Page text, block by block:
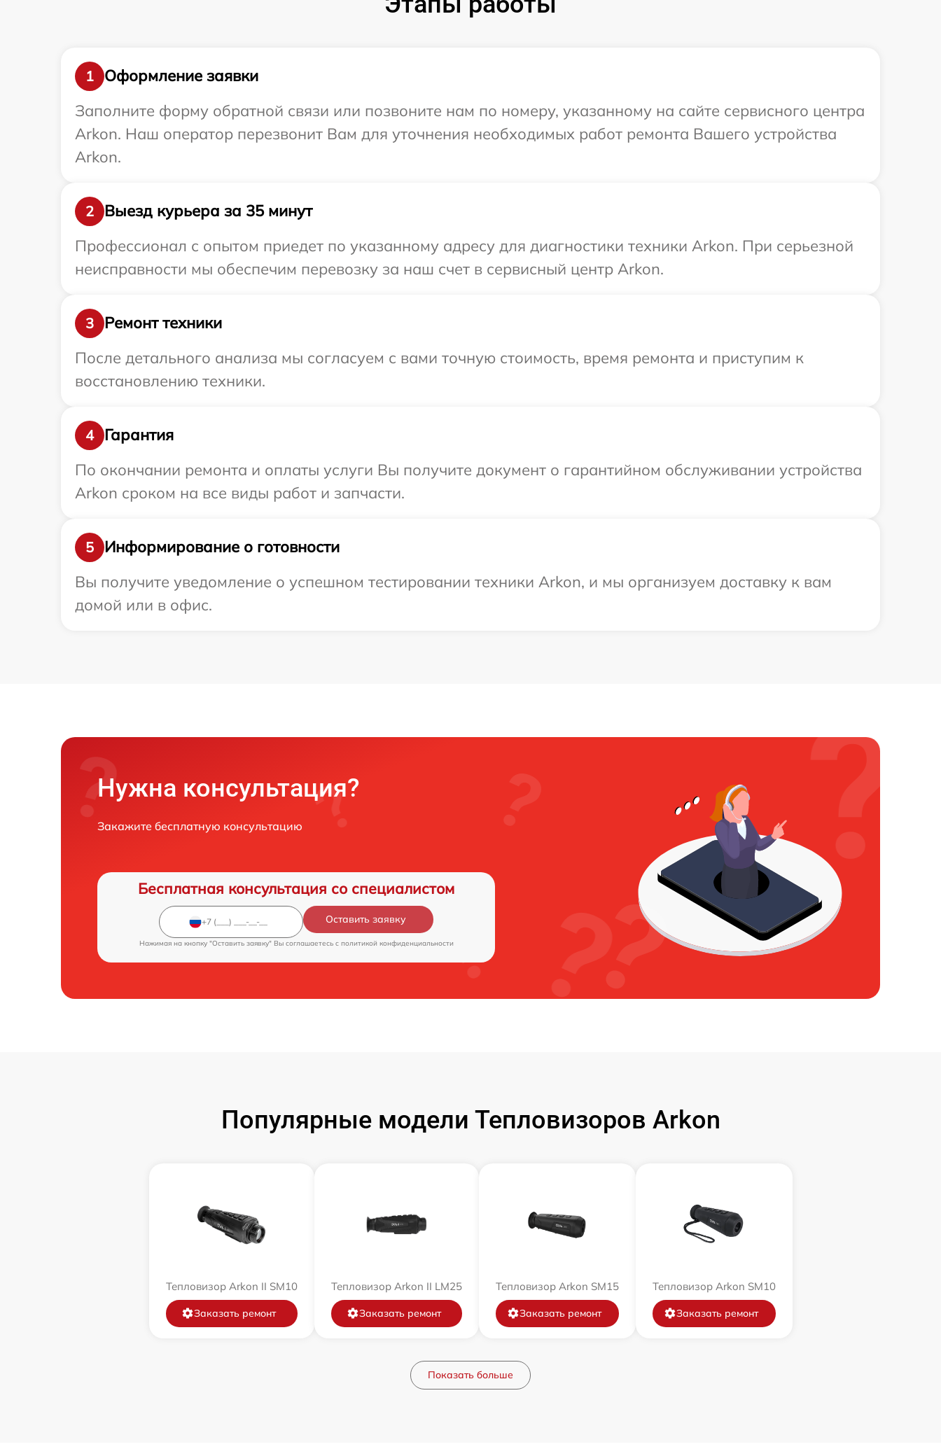
1
Оформление заявки
Заполните форму обратной связи или позвоните нам по номеру, указанному на сайте сервисного центра
Arkon. Наш оператор перезвонит Вам для уточнения необходимых работ ремонта Вашего устройства
Arkon.
2
Выезд курьера за 35 минут
Профессионал с опытом приедет по указанному адресу для диагностики техники Arkon. При серьезной
неисправности мы обеспечим перевозку за наш счет в сервисный центр Arkon.
3
Ремонт техники
После детального анализа мы согласуем с вами точную стоимость, время ремонта и приступим к
восстановлению техники.
4
Гарантия
По окончании ремонта и оплаты услуги Вы получите документ о гарантийном обслуживании устройства
Arkon сроком на все виды работ и запчасти.
5
Информирование о готовности
Вы получите уведомление о успешном тестировании техники Arkon, и мы организуем доставку к вам
домой или в офис.
Нужна консультация?
Закажите бесплатную консультацию
Бесплатная консультация со специалистом
Оставить заявку
Нажимая на кнопку "Оставить заявку" Вы соглашаетесь c политикой конфиденциальности
Популярные модели Тепловизоров Arkon
Тепловизор Arkon II SM10
Заказать ремонт
Тепловизор Arkon II LM25
Заказать ремонт
Тепловизор Arkon SM15
Заказать ремонт
Тепловизор Arkon SM10
Заказать ремонт
Показать больше